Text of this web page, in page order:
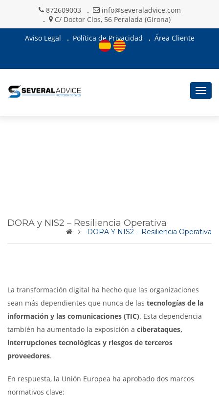
872609003
info@severaladvice.com
C/ Doctor Clos, 56 Peralada (Girona)
Aviso Legal
Política de Privacidad Área Cliente
DORA y NIS2 – Resiliencia Operativa
DORA Y NIS2 – Resiliencia Operativa
La transformación digital ha hecho que las organizaciones
sean más dependientes que nunca de las tecnologías de la
información y las comunicaciones (TIC). Esta dependencia
también ha aumentado la exposición a ciberataques,
interrupciones tecnológicas y riesgos de terceros
proveedores.
En respuesta, la Unión Europea ha aprobado dos marcos
normativos clave: